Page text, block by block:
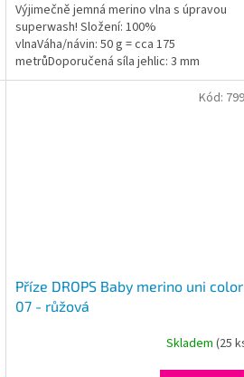
z
5
hvězdiček.
Výjimečně jemná merino vlna s úpravou
superwash! Složení: 100%
vlnaVáha/návin: 50 g = cca 175
metrůDoporučená síla jehlic: 3 mm
Instagram: #dropsbabymerino
Příze DROPS Baby merino uni color
07 - růžová
Skladem (25
Kód: